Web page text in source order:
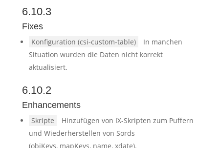
6.10.3
Fixes
Konfiguration (csi-custom-table)
In manchen
Situation wurden die Daten nicht korrekt
aktualisiert.
6.10.2
Enhancements
Skripte
Hinzufügen von IX-Skripten zum Puffern
und Wiederherstellen von Sords
(objKeys, mapKeys, name, xdate).